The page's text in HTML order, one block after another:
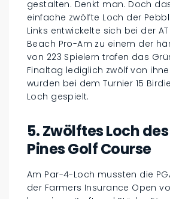
gestalten. Denkt man. Doch
einfache zwölfte Loch der
Links entwickelte sich bei der
Beach Pro-Am zu einem der
von 223 Spielern trafen das
Finaltag lediglich zwölf von
wurden bei dem Turnier 15
Loch gespielt.
5. Zwölftes Loch
Pines Golf Course
Am Par-4-Loch mussten die
der Farmers Insurance Open